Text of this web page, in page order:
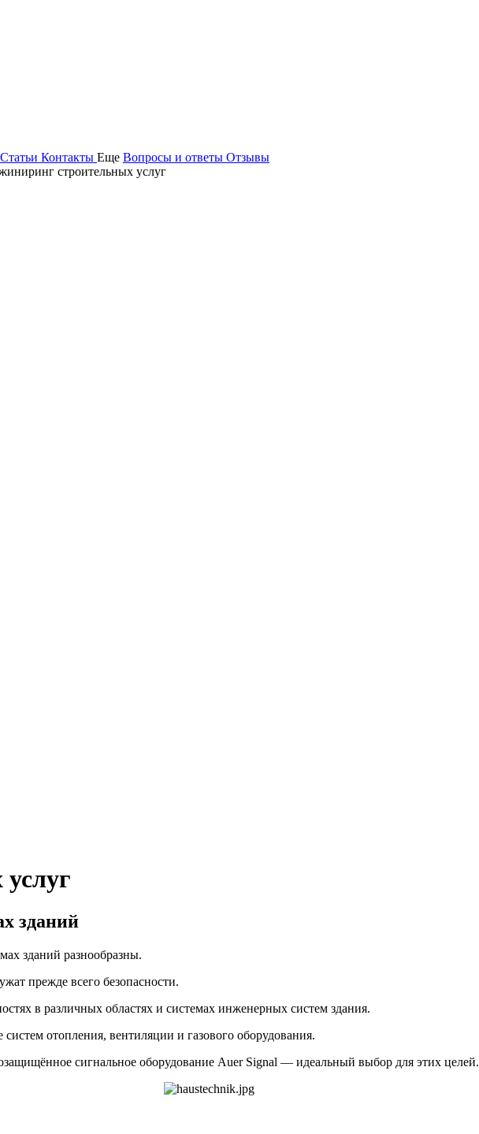
Статьи Контакты Еще Вопросы и ответы Отзывы
строительных услуг
зданий
зданий разнообразны.
прежде всего безопасности.
в различных областях и системах инженерных систем здания.
отопления, вентиляции и газового оборудования.
сигнальное оборудование Auer Signal — идеальный выбор для этих целей.